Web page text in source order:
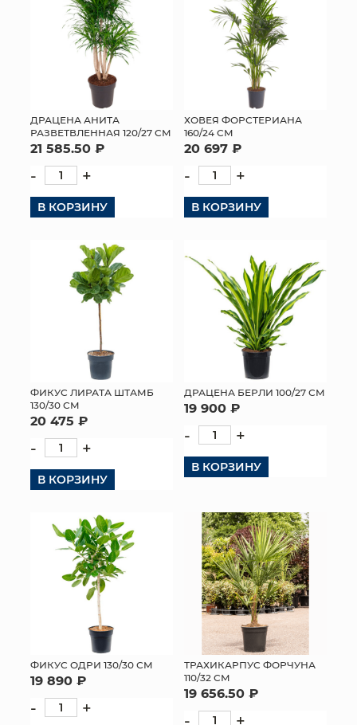
ДРАЦЕНА АНИТА
РАЗВЕТВЛЕННАЯ 120/27 СМ
21 585.50 ₽
- +
В КОРЗИНУ
ХОВЕЯ ФОРСТЕРИАНА
160/24 СМ
20 697 ₽
- +
В КОРЗИНУ
ФИКУС ЛИРАТА ШТАМБ
130/30 СМ
20 475 ₽
- +
В КОРЗИНУ
ДРАЦЕНА БЕРЛИ 100/27 СМ
19 900 ₽
- +
В КОРЗИНУ
ФИКУС ОДРИ 130/30 СМ
19 890 ₽
- +
ТРАХИКАРПУС ФОРЧУНА
110/32 СМ
19 656.50 ₽
- +